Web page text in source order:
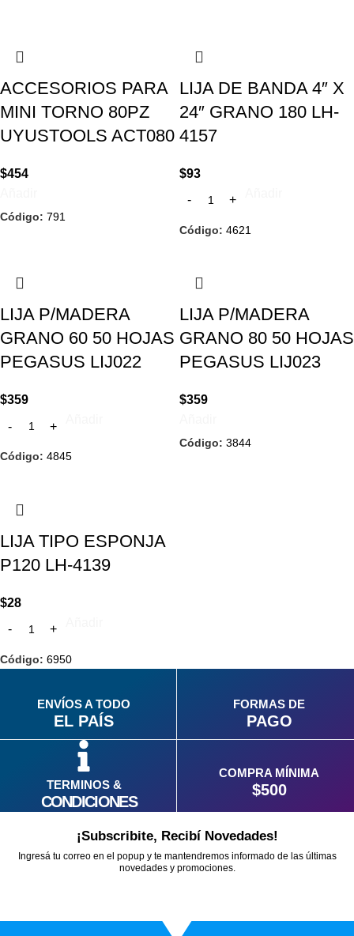
ACCESORIOS PARA
MINI TORNO 80PZ
UYUSTOOLS ACT080
$454
Código: 791
LIJA DE BANDA 4″ X
24″ GRANO 180 LH-
4157
$93
Código: 4621
LIJA P/MADERA
GRANO 60 50 HOJAS
PEGASUS LIJ022
$359
Código: 4845
LIJA P/MADERA
GRANO 80 50 HOJAS
PEGASUS LIJ023
$359
Código: 3844
LIJA TIPO ESPONJA
P120 LH-4139
$28
Código: 6950
ENVÍOS A TODO
EL PAÍS
FORMAS DE
PAGO
TERMINOS &
CONDICIONES
COMPRA MÍNIMA
$500
¡Subscribite, Recibí Novedades!
Ingresá tu correo en el popup y te mantendremos informado de las últimas
novedades y promociones.